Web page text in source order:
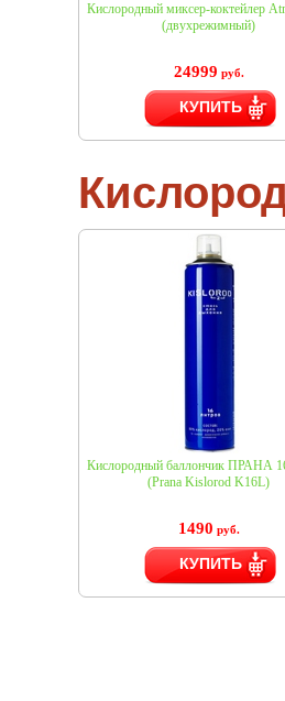
Кислородный миксер-коктейлер
(двухрежимный)
24999 руб.
КУПИТЬ
Кислородный баллончик ПРАНА
(Prana Kislorod K16L)
1490 руб.
КУПИТЬ